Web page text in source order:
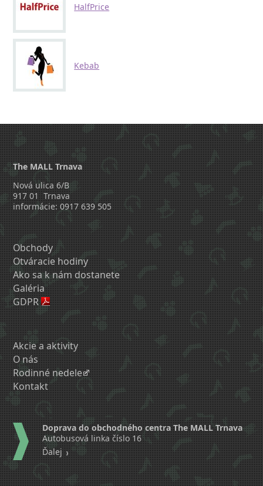
HalfPrice
Kebab
The MALL Trnava
Nová ulica 6/B
917 01 Trnava
informácie: 0917 639 505
Obchody
Otváracie hodiny
Ako sa k nám dostanete
Galéria
GDPR
Akcie a aktivity
O nás
Rodinné nedele
Kontakt
Doprava do obchodného centra The MALL Trnava
Autobusová linka číslo 16
Ďalej